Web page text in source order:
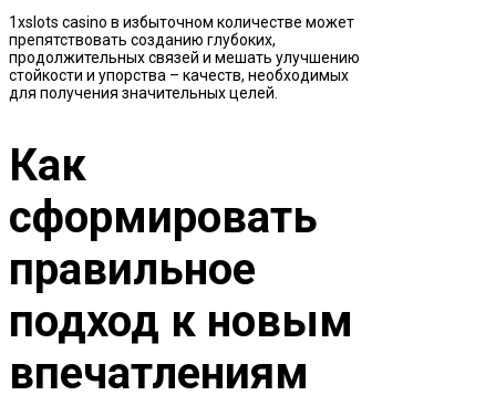
1xslots casino в избыточном количестве может
препятствовать созданию глубоких,
продолжительных связей и мешать улучшению
стойкости и упорства – качеств, необходимых
для получения значительных целей.
Как
сформировать
правильное
подход к новым
впечатлениям